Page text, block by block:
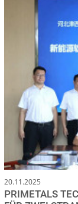
20.11.2025
PRIMETALS